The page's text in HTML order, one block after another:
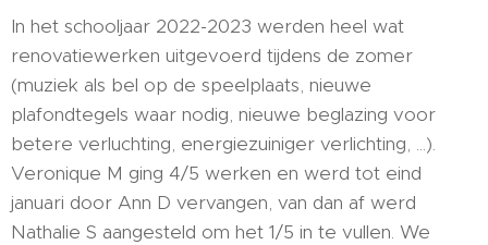
In het schooljaar 2022-2023 werden heel wat
renovatiewerken uitgevoerd tijdens de zomer
(muziek als bel op de speelplaats, nieuwe
plafondtegels waar nodig, nieuwe beglazing voor
betere verluchting, energiezuiniger verlichting, ...).
Veronique M ging 4/5 werken en werd tot eind
januari door Ann D vervangen, van dan af werd
Nathalie S aangesteld om het 1/5 in te vullen. We